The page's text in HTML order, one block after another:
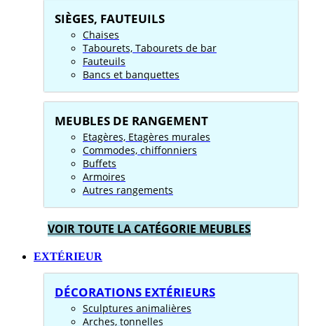
SIÈGES, FAUTEUILS
Chaises
Tabourets, Tabourets de bar
Fauteuils
Bancs et banquettes
MEUBLES DE RANGEMENT
Etagères, Etagères murales
Commodes, chiffonniers
Buffets
Armoires
Autres rangements
VOIR TOUTE LA CATÉGORIE MEUBLES
EXTÉRIEUR
DÉCORATIONS EXTÉRIEURS
Sculptures animalières
Arches, tonnelles